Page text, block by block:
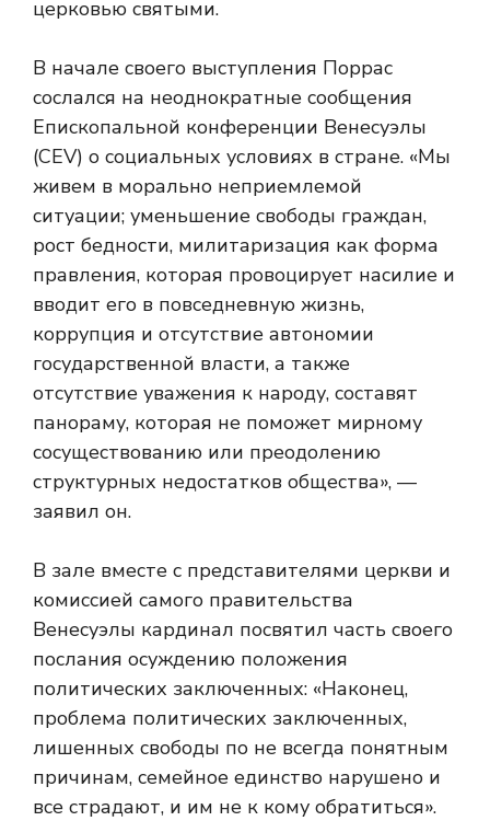
церковью святыми.
В начале своего выступления Поррас
сослался на неоднократные сообщения
Епископальной конференции Венесуэлы
(CEV) о социальных условиях в стране. «Мы
живем в морально неприемлемой
ситуации; уменьшение свободы граждан,
рост бедности, милитаризация как форма
правления, которая провоцирует насилие и
вводит его в повседневную жизнь,
коррупция и отсутствие автономии
государственной власти, а также
отсутствие уважения к народу, составят
панораму, которая не поможет мирному
сосуществованию или преодолению
структурных недостатков общества», —
заявил он.
В зале вместе с представителями церкви и
комиссией самого правительства
Венесуэлы кардинал посвятил часть своего
послания осуждению положения
политических заключенных: «Наконец,
проблема политических заключенных,
лишенных свободы по не всегда понятным
причинам, семейное единство нарушено и
все страдают, и им не к кому обратиться».